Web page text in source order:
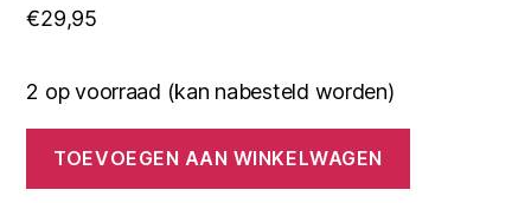
€29,95
2 op voorraad (kan nabesteld worden)
Seafoam
aantal
TOEVOEGEN AAN WINKELWAGEN